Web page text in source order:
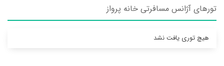
تورهای آژانس مسافرتی خانه پرواز
هیچ توری یافت نشد